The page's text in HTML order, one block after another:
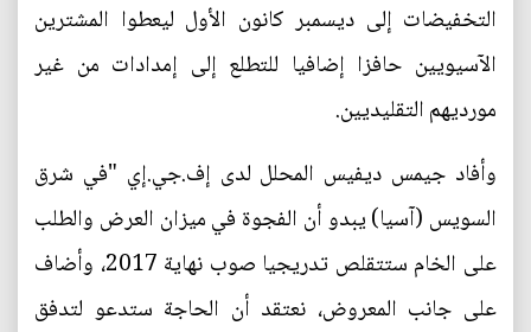
التخفيضات إلى ديسمبر كانون الأول ليعطوا المشترين
الآسيويين حافزا إضافيا للتطلع إلى إمدادات من غير
مورديهم التقليديين.
وأفاد جيمس ديفيس المحلل لدى إف.جي.إي "في شرق
السويس (آسيا) يبدو أن الفجوة في ميزان العرض والطلب
على الخام ستتقلص تدريجيا صوب نهاية 2017، وأضاف
على جانب المعروض، نعتقد أن الحاجة ستدعو لتدفق